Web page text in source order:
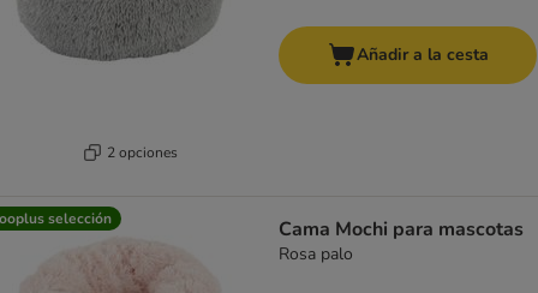
2 opciones
Añadir a la cesta
selección Cama Mochi para mascotas
Rosa palo